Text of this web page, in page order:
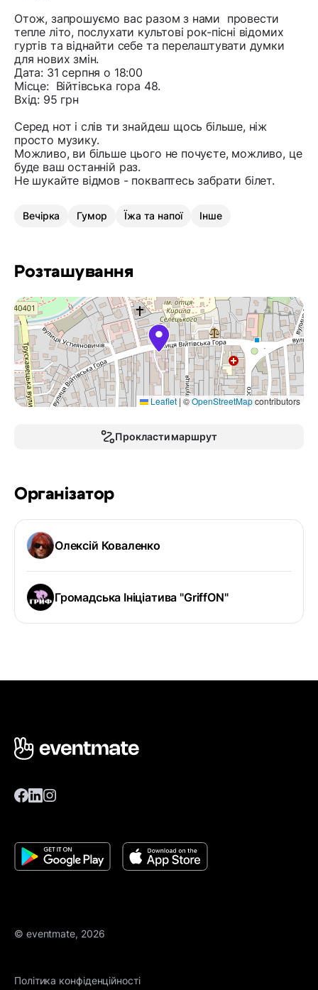
Отож, запрошуємо вас разом з нами провести
тепле літо, послухати культові рок-пісні відомих
гуртів та віднайти себе та перелаштувати думки
для нових змін.
Дата: 31 серпня о 18:00
Місце: Війтівська гора 48.
Вхід: 95 грн
Серед нот і слів ти знайдеш щось більше, ніж
просто музику.
Можливо, ви більше цього не почуєте, можливо, це
буде ваш останній раз.
Не шукайте відмов - покваптесь забрати білет.
Вечірка Гумор Їжа та напої Інше
Розташування
Leaflet | ©OpenStreetMapcontributors
Прокласти маршрут
Організатор
Олексій Коваленко
Громадська Ініціатива "GriffON"
© eventmate, 2026
Політика конфіденційності